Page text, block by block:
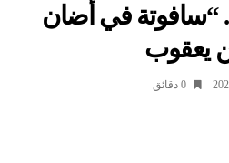
في أضان
يعقوب
0 ‫دقائق‬